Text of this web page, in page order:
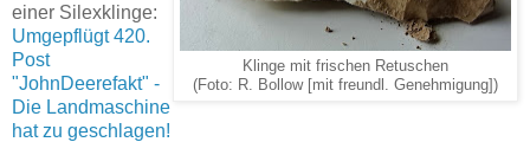
Klinge mit frischen Retuschen
(Foto: R. Bollow [mit freundl. Genehmigung])
einer Silexklinge:
Umgepflügt 420.
Post
"JohnDeerefakt" -
Die Landmaschine
hat zu geschlagen!